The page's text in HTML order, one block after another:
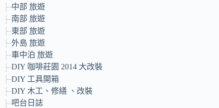
中部 旅遊
南部 旅遊
東部 旅遊
外島 旅遊
車中泊 旅遊
DIY 咖啡莊園 2014 大改裝
DIY 工具開箱
DIY 木工、修繕 、改裝
吧台日誌